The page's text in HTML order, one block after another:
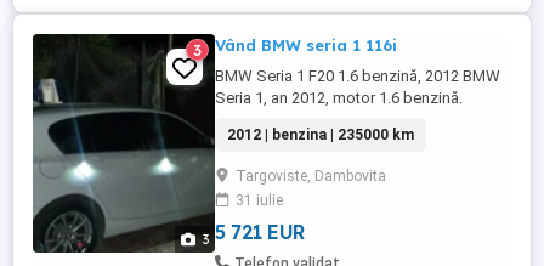
3
3 Vând BMW seria 1 116i
BMW Seria 1 F20 1.6 benzină, 2012 BMW
Seria 1, an 2012, motor 1.6 benzină.
investiții urgente. economică fiabilă acte la
zi ideală oraș drum lung Preț negociabil
vânzare rapidă Răspund rapid, accept
verificare
2012 | benzina | 235000 km
Targoviste, Dambovita
31 iulie
5 721 EUR